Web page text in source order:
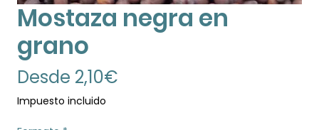
Mostaza negra en
grano
Desde 2,10€Precio
Impuesto incluido